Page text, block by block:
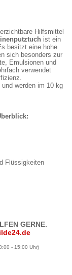
Hilfsmittel
ist ein
besitzt eine hohe
sich besonders zur
Emulsionen und
verwendet
werden im 10 kg
Flüssigkeiten
GERNE.
- 15:00 Uhr)